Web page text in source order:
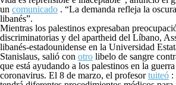
un comunicado . “La demanda refleja la
libanés”.
Mientras los palestinos expresaban
discriminatorias y del apartheid del Líbano,
libanés-estadounidense en la Universidad
Stanislaus, salió con otro libelo de sangre
que está ayudando a los palestinos en la
coronavirus. El 8 de marzo, el profesortuiteó :